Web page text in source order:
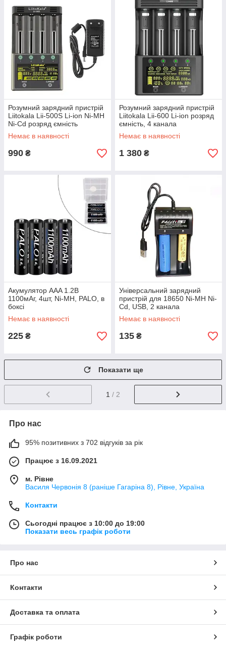
Розумний зарядний пристрій
Liitokala Lii-500S Li-ion Ni-MH
Ni-Cd розряд ємність
Немає в наявності
990 ₴
Розумний зарядний пристрій
Liitokala Lii-600 Li-ion розряд
ємність, 4 канала
Немає в наявності
1 380 ₴
Акумулятор AAA 1.2В
1100мАг, 4шт, Ni-MH, PALO, в
боксі
Немає в наявності
225 ₴
Універсальний зарядний
пристрій для 18650 Ni-MH Ni-
Cd, USB, 2 канала
Немає в наявності
135 ₴
Показати ще
1 / 2
Про нас
95% позитивних з 702 відгуків за рік
Працює з 16.09.2021
м. Рівне
Василя Червонія 8 (раніше Гагаріна 8), Рівне, Україна
Контакти
Сьогодні працює з 10:00 до 19:00
Показати весь графік роботи
Про нас
Контакти
Доставка та оплата
Графік роботи